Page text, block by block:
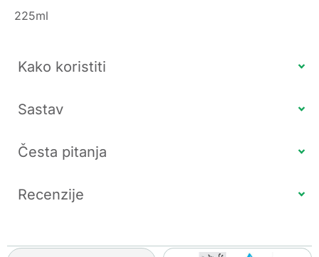
225ml
Kako koristiti
Sastav
Česta pitanja
Recenzije